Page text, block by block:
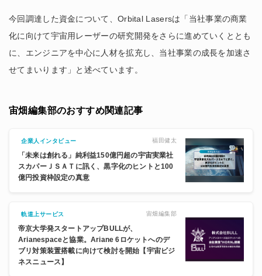
今回調達した資金について、Orbital Lasersは「当社事業の商業
化に向けて宇宙用レーザーの研究開発をさらに進めていくととも
に、エンジニアを中心に人材を拡充し、当社事業の成長を加速さ
せてまいります」と述べています。
宙畑編集部のおすすめ関連記事
企業人インタビュー 福田健太
「未来は創れる」純利益150億円超の宇宙実業社
スカパーＪＳＡＴに訊く、黒字化のヒントと100
億円投資枠設定の真意
軌道上サービス 宙畑編集部
帝京大学発スタートアップBULLが、
Arianespaceと協業。Ariane 6ロケットへのデ
ブリ対策装置搭載に向けて検討を開始【宇宙ビジ
ネスニュース】